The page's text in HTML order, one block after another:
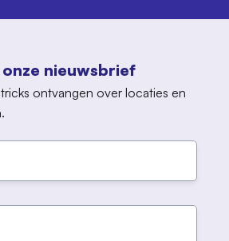
nieuwsbrief
tricks ontvangen over locaties en